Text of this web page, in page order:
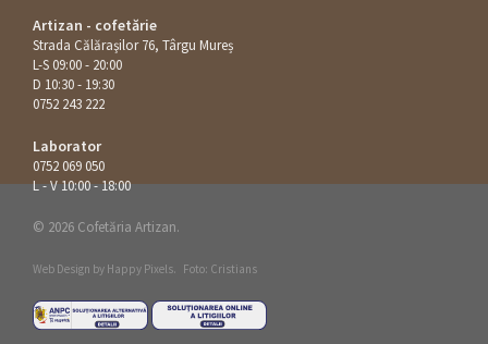
Artizan - cofetărie
Strada Călăraşilor 76, Târgu Mureș
L-S 09:00 - 20:00
D 10:30 - 19:30
0752 243 222
Laborator
0752 069 050
L - V 10:00 - 18:00
© 2026 Cofetăria Artizan.
Web Design by Happy Pixels. Foto: Cristians